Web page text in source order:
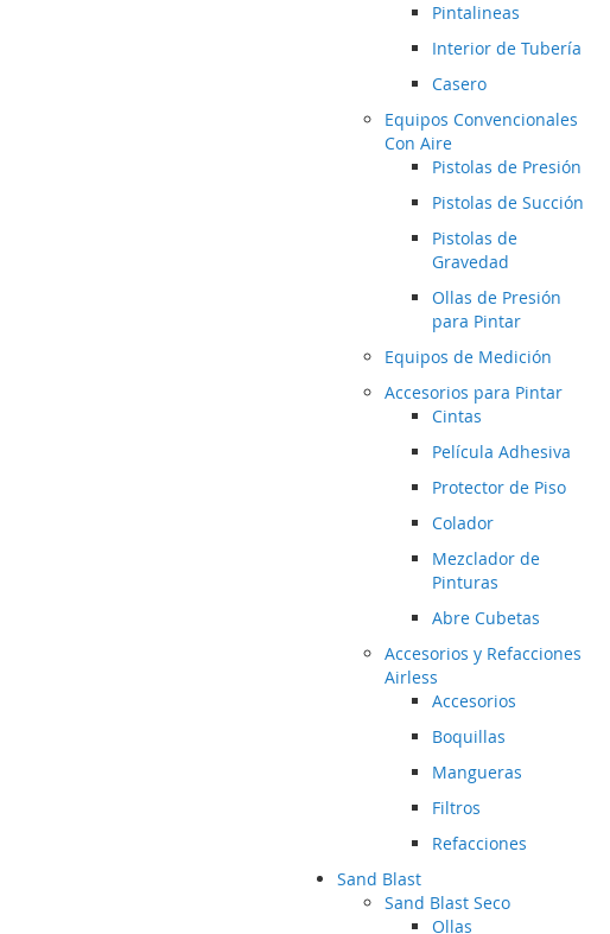
Pintalineas
Interior de Tubería
Casero
Equipos Convencionales
Con Aire
Pistolas de Presión
Pistolas de Succión
Pistolas de
Gravedad
Ollas de Presión
para Pintar
Equipos de Medición
Accesorios para Pintar
Cintas
Película Adhesiva
Protector de Piso
Colador
Mezclador de
Pinturas
Abre Cubetas
Accesorios y Refacciones
Airless
Accesorios
Boquillas
Mangueras
Filtros
Refacciones
Sand Blast
Sand Blast Seco
Ollas